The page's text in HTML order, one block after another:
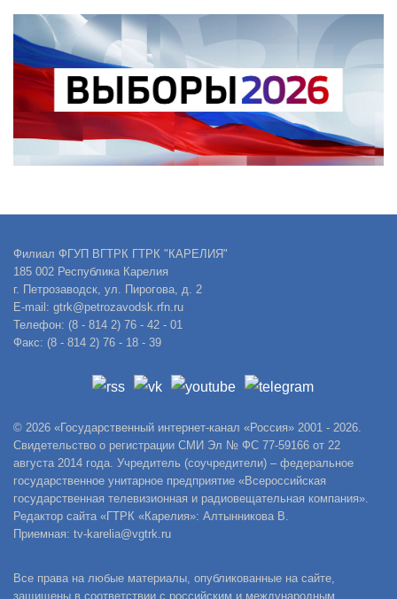
Филиал ФГУП ВГТРК ГТРК "КАРЕЛИЯ"
185 002 Республика Карелия
г. Петрозаводск, ул. Пирогова, д. 2
E-mail: gtrk@petrozavodsk.rfn.ru
Телефон: (8 - 814 2) 76 - 42 - 01
Факс: (8 - 814 2) 76 - 18 - 39
© 2026 «Государственный интернет-канал «Россия» 2001 - 2026.
Свидетельство о регистрации СМИ Эл № ФС 77-59166 от 22
августа 2014 года. Учредитель (соучредители) – федеральное
государственное унитарное предприятие «Всероссийская
государственная телевизионная и радиовещательная компания».
Редактор сайта «ГТРК «Карелия»: Алтынникова В.
Приемная: tv-karelia@vgtrk.ru
Все права на любые материалы, опубликованные на сайте,
защищены в соответствии с российским и международным